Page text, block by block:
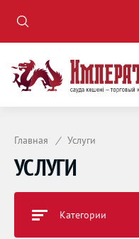
Главная / Услуги
УСЛУГИ
Категории